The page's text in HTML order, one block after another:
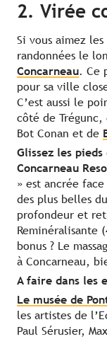
2. Virée
Si vous aimez
randonnées le
Concarneau. Ce
pour sa ville
C’est aussi le
côté de Trégunc,
Bot Conan et de
Glissez les pieds
Concarneau
» est ancrée
des plus belles
profondeur et
Reminéralisante
bonus ? Le
à Concarneau,
A faire dans les
Le musée de
les artistes de
Paul Sérusier,